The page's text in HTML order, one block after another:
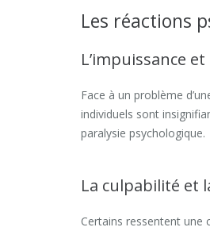
Les réactions
L’impuissance
Face à un problème
individuels sont
paralysie psychologique.
La culpabilité et
Certains ressentent une